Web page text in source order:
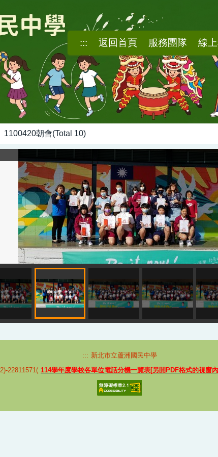
::: 返回首頁 服務團隊 線
1100420朝會(Total 10)
::: 新北市立蘆洲國民中學
22811571( 114學年度學校各單位電話分機一覽表[另開PDF格式的視窗